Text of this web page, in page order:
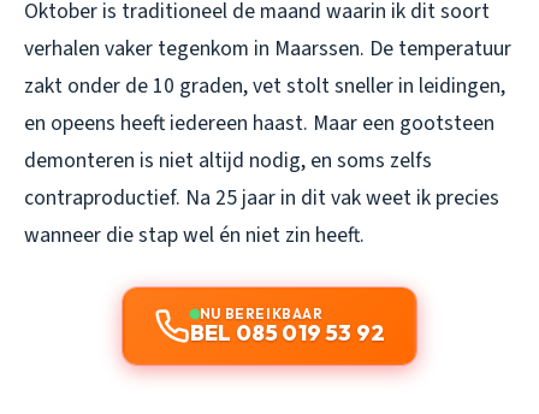
Oktober is traditioneel de maand waarin ik dit soort
verhalen vaker tegenkom in Maarssen. De temperatuur
zakt onder de 10 graden, vet stolt sneller in leidingen,
en opeens heeft iedereen haast. Maar een gootsteen
demonteren is niet altijd nodig, en soms zelfs
contraproductief. Na 25 jaar in dit vak weet ik precies
wanneer die stap wel én niet zin heeft.
NU BEREIKBAAR
BEL 085 019 53 92